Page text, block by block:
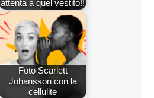
attenta a quel vestito!!
Foto Scarlett
Johansson con la
cellulite